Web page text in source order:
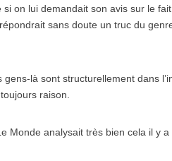
si on lui demandait son avis sur le
sans doute un truc du
là sont structurellement dans
raison.
Monde analysait très bien cela il y